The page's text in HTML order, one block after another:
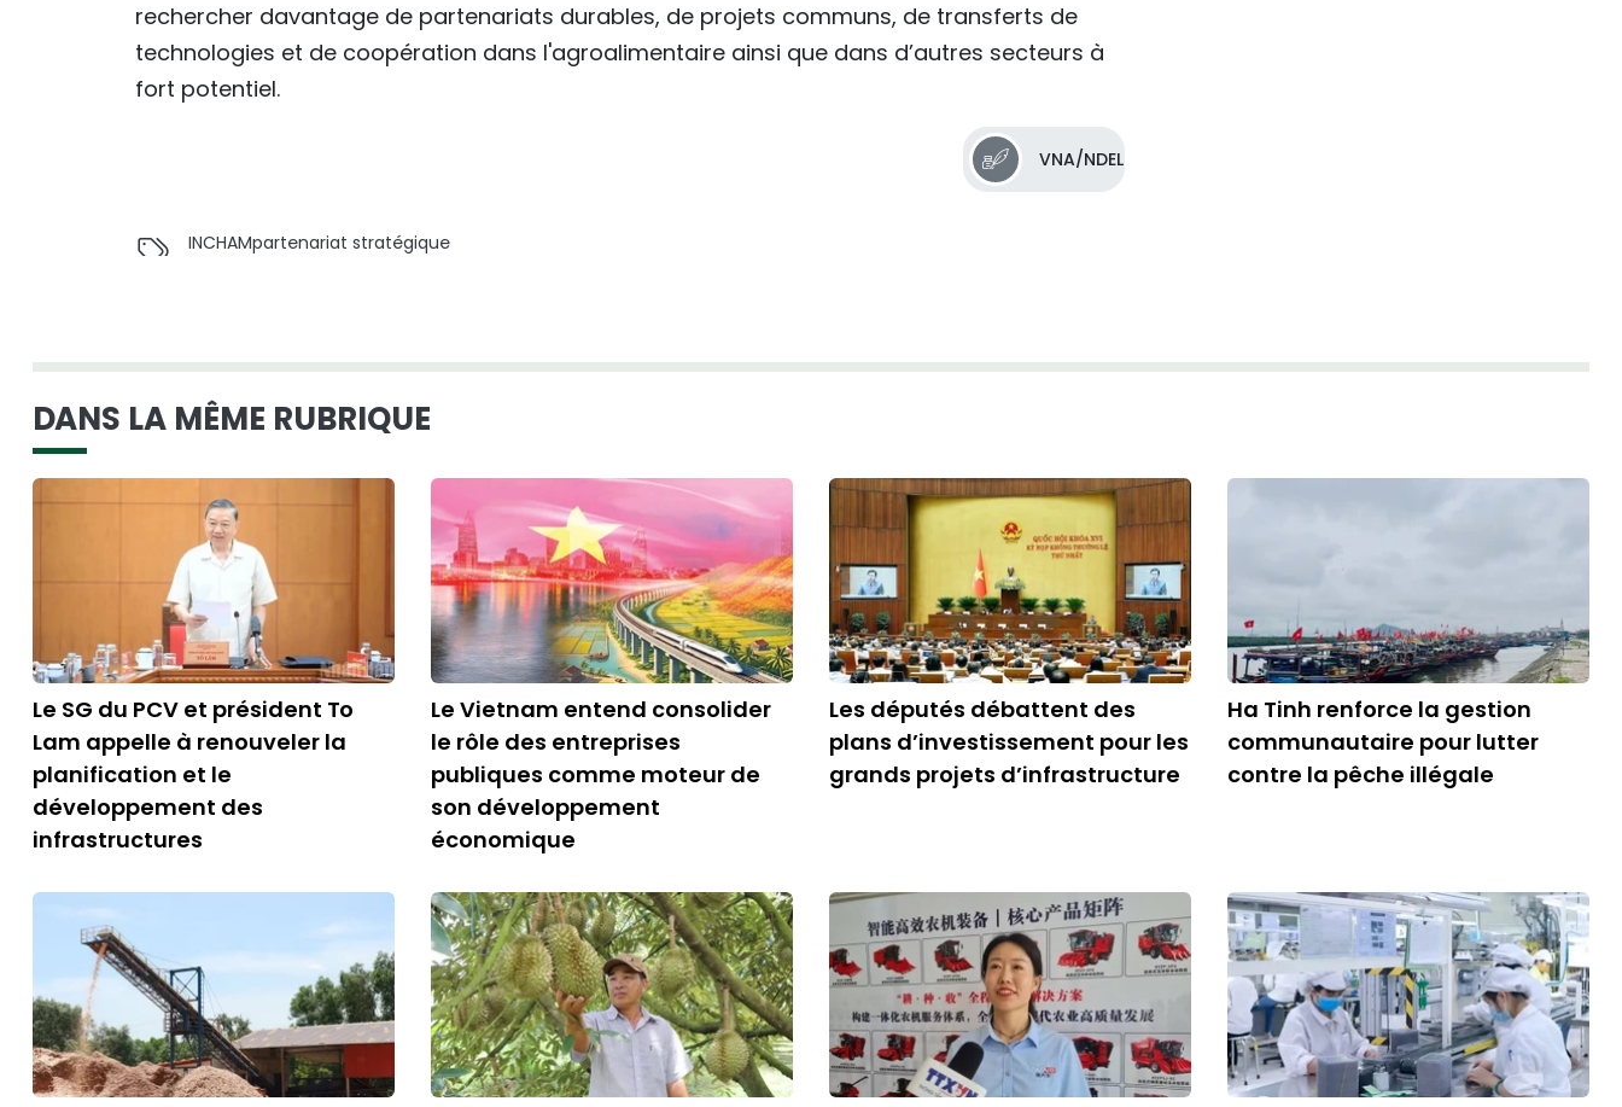
rechercher davantage de partenariats durables, de projets communs, de transferts de
technologies et de coopération dans l'agroalimentaire ainsi que dans d’autres secteurs à
fort potentiel.
VNA/NDEL
INCHAMpartenariat stratégique
DANS LA MÊME RUBRIQUE
Le SG du PCV et président To
Lam appelle à renouveler la
planification et le
développement des
infrastructures
Le Vietnam entend consolider
le rôle des entreprises
publiques comme moteur de
son développement
économique
Les députés débattent des
plans d’investissement pour les
grands projets d’infrastructure
Ha Tinh renforce la gestion
communautaire pour lutter
contre la pêche illégale